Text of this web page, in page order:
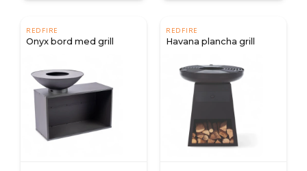
REDFIRE
Onyx bord med grill
REDFIRE
Havana plancha grill